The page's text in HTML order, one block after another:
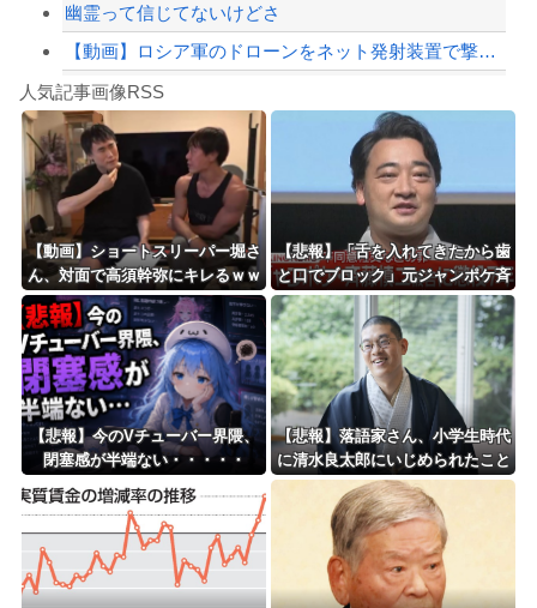
Powered by livedoor 相互RSS
幽霊って信じてないけどさ
【動画】ロシア軍のドローンをネット発射装置で撃墜するウクライナ。
8/4のニュース
日本旅行キャンセルすべきか…1万年ぶり史上最大級の火山の兆し＝韓国の反応
更新中止のお知らせ
海外「おめでとうタキ！」リヴァプール南野がバースデーゴール！！
Powered by livedoor 相互RSS
人気記事画像RSS
【動画】ショートスリーパー堀さ
ん、対面で高須幹弥にキレるｗｗ
ｗｗｗｗｗｗｗ
【悲報】「舌を入れてきたから歯
と口でブロック」元ジャンポケ斉
藤の不同意性交公判
【悲報】今のVチューバー界隈、
閉塞感が半端ない・・・・・
【悲報】落語家さん、小学生時代
に清水良太郎にいじめられたこと
を告白